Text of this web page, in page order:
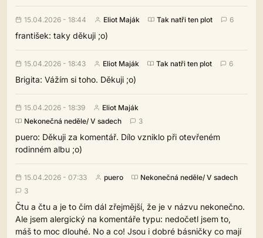
15.04.2026 - 18:44 Eliot Maják Tak natři ten plot 6
františek: taky děkuji ;o)
15.04.2026 - 18:43 Eliot Maják Tak natři ten plot 6
Brigita: Vážím si toho. Děkuji ;o)
15.04.2026 - 18:39
Eliot Maják
Nekonečná neděle/ V sadech
3
puero: Děkuji za komentář. Dílo vzniklo při otevřeném
rodinném albu ;o)
15.04.2026 - 07:33 puero
Nekonečná neděle/ V sadech
3
Čtu a čtu a je to čím dál zřejmější, že je v názvu nekonečno.
Ale jsem alergický na komentáře typu: nedočetl jsem to,
máš to moc dlouhé. No a co! Jsou i dobré básničky co mají